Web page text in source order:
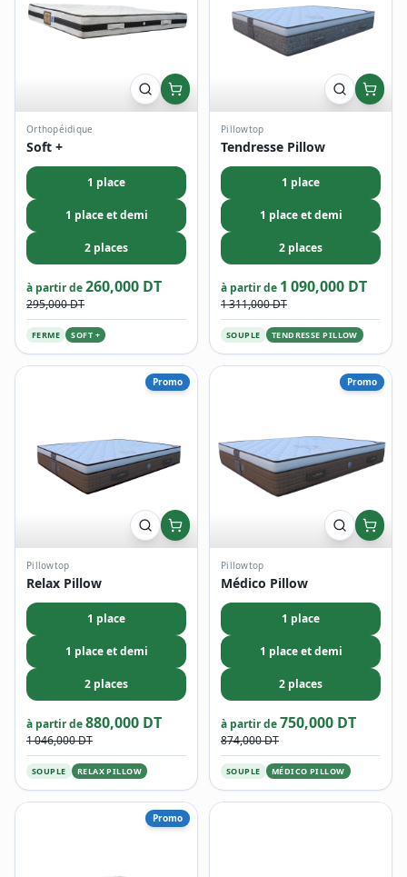
Orthopéidique
Soft +
1 place
1 place et demi
2 places
à partir de260,000 DT
295,000 DT
FERME SOFT +
Pillowtop
Tendresse Pillow
1 place
1 place et demi
2 places
à partir de 1 090,000 DT
1 311,000 DT
SOUPLE TENDRESSE PILLOW
Promo
Pillowtop
Relax Pillow
1 place
1 place et demi
2 places
à partir de880,000 DT
1 046,000 DT
SOUPLE RELAX PILLOW
Promo
Pillowtop
Médico Pillow
1 place
1 place et demi
2 places
à partir de750,000 DT
874,000 DT
SOUPLE MÉDICO PILLOW
Promo